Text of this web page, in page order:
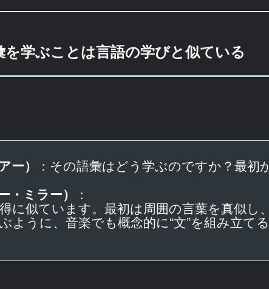
学ぶことは言語の学びと似ている
ー）
：その語彙はどう学ぶのですか？最
・ミラー）
：
得に似ています。最初は周囲の言葉を真似
ように、音楽でも概念的に“文”を組み立て